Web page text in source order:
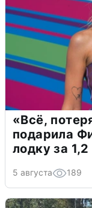
«Всё,
подарила
лодку за
5 августа 189